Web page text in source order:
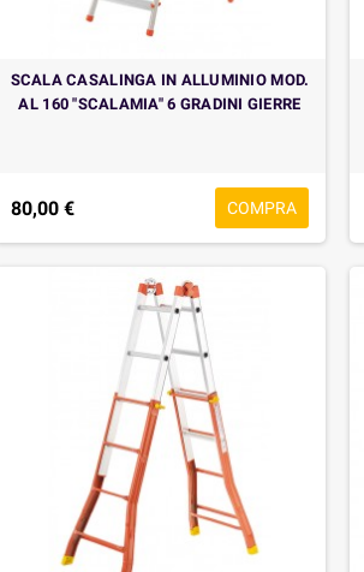
SCALA CASALINGA IN ALLUMINIO MOD.
AL 160 "SCALAMIA" 6 GRADINI GIERRE
80,00 € COMPRA